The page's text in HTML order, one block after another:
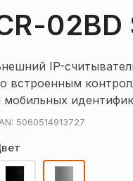
02BD
IP-
встроенным
мобильных
5060514913727